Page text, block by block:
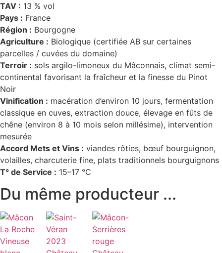
TAV : 13 % vol
Pays : France
Région : Bourgogne
Agriculture : Biologique (certifiée AB sur certaines
parcelles / cuvées du domaine)
Terroir : sols argilo-limoneux du Mâconnais, climat semi-
continental favorisant la fraîcheur et la finesse du Pinot
Noir
Vinification : macération d’environ 10 jours, fermentation
classique en cuves, extraction douce, élevage en fûts de
chêne (environ 8 à 10 mois selon millésime), intervention
mesurée
Accord Mets et Vins : viandes rôties, bœuf bourguignon,
volailles, charcuterie fine, plats traditionnels bourguignons
T° de Service : 15–17 °C
Du même producteur ...